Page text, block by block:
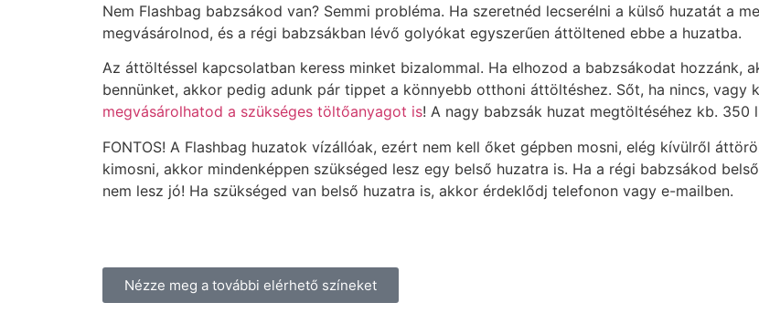
Nem Flashbag babzsákod van? Semmi probléma. Ha szeretnéd lecserélni a külső huzatát a
megvásárolnod, és a régi babzsákban lévő golyókat egyszerűen áttöltened ebbe a huzatba.
Az áttöltéssel kapcsolatban keress minket bizalommal. Ha elhozod a babzsákodat hozzánk,
bennünket, akkor pedig adunk pár tippet a könnyebb otthoni áttöltéshez. Sőt, ha nincs,
megvásárolhatod a szükséges töltőanyagot is! A nagy babzsák huzat megtöltéséhez kb. 350
FONTOS! A Flashbag huzatok vízállóak, ezért nem kell őket gépben mosni, elég kívülről
kimosni, akkor mindenképpen szükséged lesz egy belső huzatra is. Ha a régi babzsákod
nem lesz jó! Ha szükséged van belső huzatra is, akkor érdeklődj telefonon vagy e-mailben.
Nézze meg a további elérhető színeket